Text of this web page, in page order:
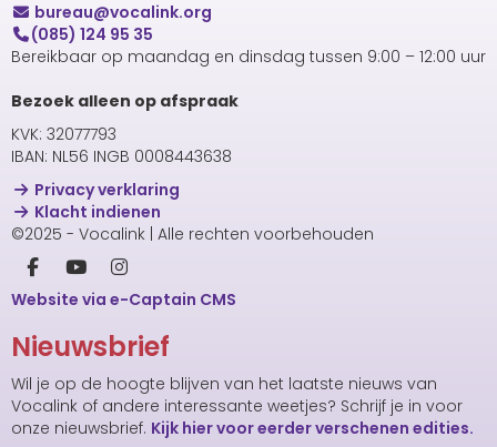
uaerub@vocalink.org
(085) 124 95 35
Bereikbaar op maandag en dinsdag tussen 9:00 – 12:00 uur
Bezoek alleen op afspraak
KVK: 32077793
IBAN: NL56 INGB 0008443638
Privacy verklaring
Klacht indienen
©2025 - Vocalink | Alle rechten voorbehouden
Website via e-Captain CMS
Nieuwsbrief
Wil je op de hoogte blijven van het laatste nieuws van
Vocalink of andere interessante weetjes? Schrijf je in voor
onze nieuwsbrief. Kijk hier voor eerder verschenen edities.